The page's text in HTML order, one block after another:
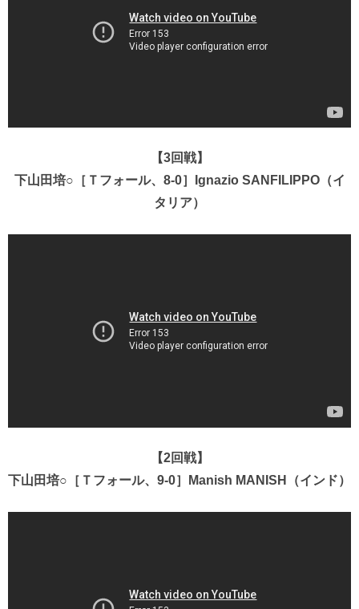
【3回戦】
下山田培○［Ｔフォール、8-0］Ignazio SANFILIPPO（イ
タリア）
【2回戦】
下山田培○［Ｔフォール、9-0］Manish MANISH（インド）